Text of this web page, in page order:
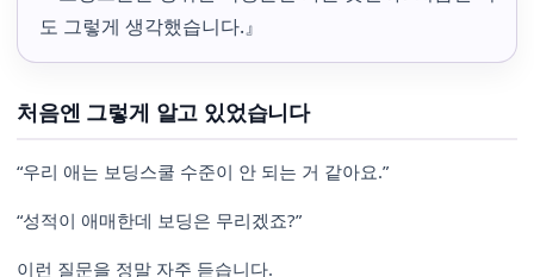
도 그렇게 생각했습니다.』
처음엔 그렇게 알고 있었습니다
“우리 애는 보딩스쿨 수준이 안 되는 거 같아요.”
“성적이 애매한데 보딩은 무리겠죠?”
이런 질문을 정말 자주 듣습니다.